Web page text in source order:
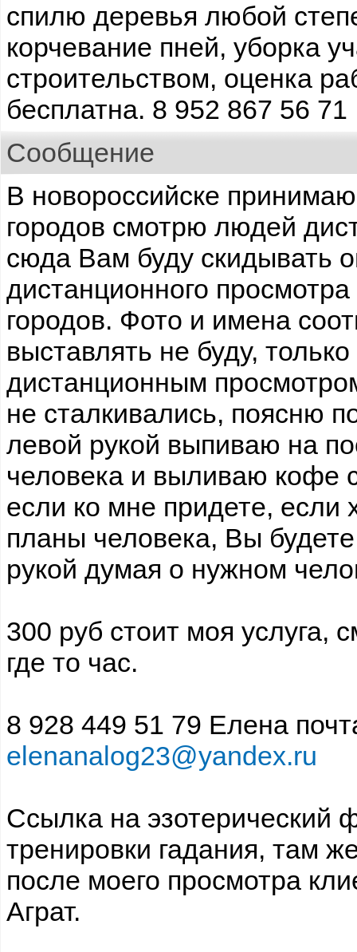
спилю деревья любой
корчевание пней, уборка
строительством, оценка
бесплатна. 8 952 867 56 71
Сообщение
В новороссийске
городов смотрю людей
сюда Вам буду скидывать
дистанционного
городов. Фото и имена
выставлять не буду,
дистанционным
не сталкивались, поясню
левой рукой выпиваю на
человека и выливаю кофе
если ко мне придете, если
планы человека, Вы
рукой думая о нужном
300 руб стоит моя услуга,
где то час.
8 928 449 51 79 Елена
elenanalog23@yandex.ru
Ссылка на эзотерический
тренировки гадания, там
после моего просмотра
Аграт.